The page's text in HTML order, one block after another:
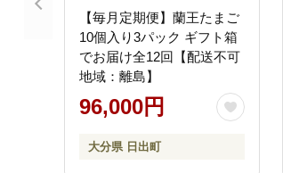
【毎月定期便】蘭王たまご
10個入り3パック ギフト箱
でお届け全12回【配送不可
地域：離島】
96,000円
大分県 日出町